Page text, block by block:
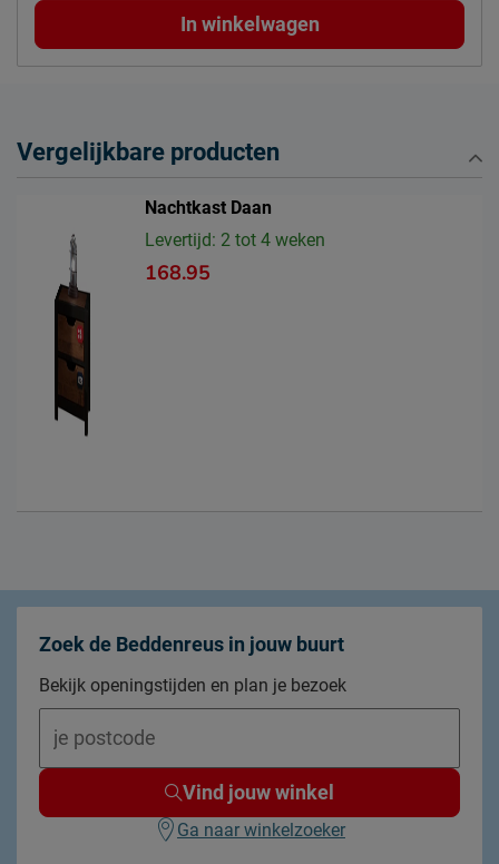
In winkelwagen
Vergelijkbare producten
Nachtkast Daan
Levertijd: 2 tot 4 weken
168.95
Zoek de Beddenreus in jouw buurt
Bekijk openingstijden en plan je bezoek
Vind jouw winkel
Ga naar winkelzoeker